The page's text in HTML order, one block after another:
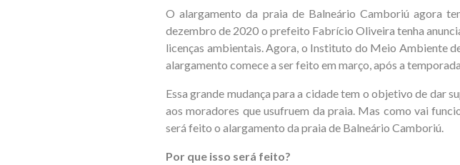
O alargamento da praia de Balneário Camboriú agora
dezembro de 2020 o prefeito Fabrício Oliveira tenha
licenças ambientais. Agora, o Instituto do Meio Ambiente
alargamento comece a ser feito em março, após a
Essa grande mudança para a cidade tem o objetivo de dar
aos moradores que usufruem da praia. Mas como vai
será feito o alargamento da praia de Balneário Camboriú.
Por que isso será feito?